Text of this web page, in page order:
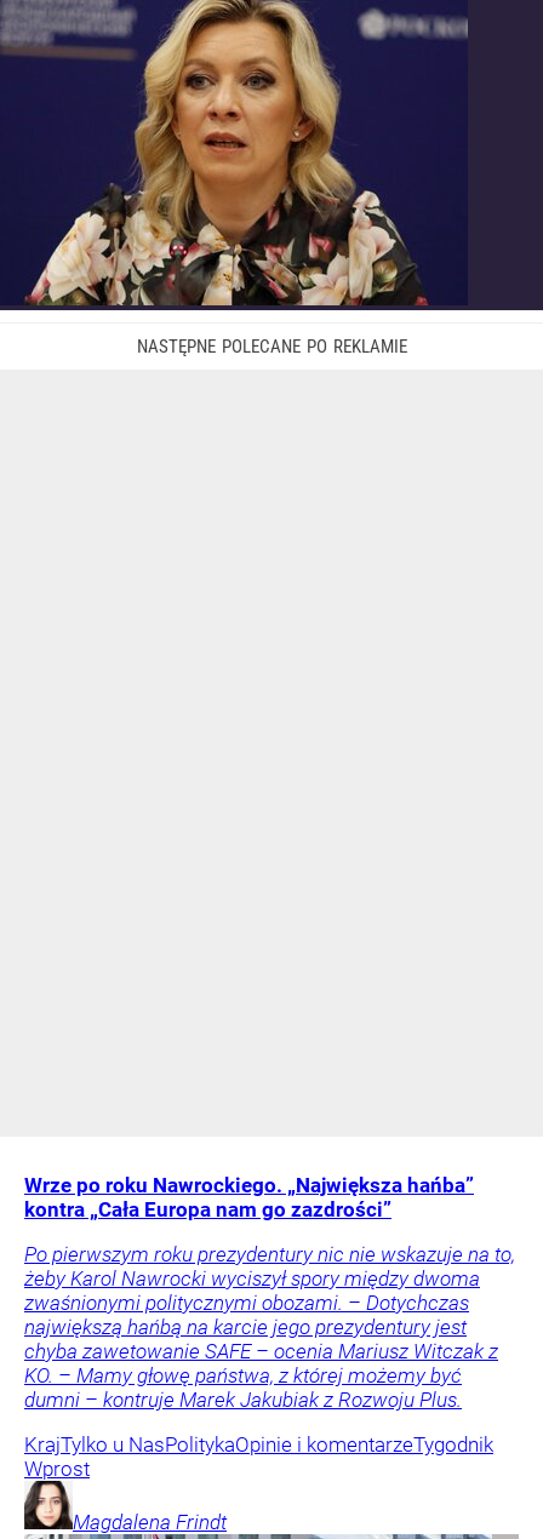
Wrze po roku Nawrockiego. „Największa hańba”
kontra „Cała Europa nam go zazdrości”
Po pierwszym roku prezydentury nic nie wskazuje na to,
żeby Karol Nawrocki wyciszył spory między dwoma
zwaśnionymi politycznymi obozami. – Dotychczas
największą hańbą na karcie jego prezydentury jest
chyba zawetowanie SAFE – ocenia Mariusz Witczak z
KO. – Mamy głowę państwa, z której możemy być
dumni – kontruje Marek Jakubiak z Rozwoju Plus.
KrajTylko u NasPolitykaOpinie i komentarzeTygodnik
Wprost
Magdalena Frindt